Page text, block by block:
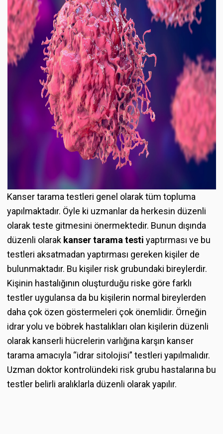
Kanser tarama testleri genel olarak tüm topluma
yapılmaktadır. Öyle ki uzmanlar da herkesin düzenli
olarak teste gitmesini önermektedir. Bunun dışında
düzenli olarak kanser tarama testi yaptırması ve bu
testleri aksatmadan yaptırması gereken kişiler de
bulunmaktadır. Bu kişiler risk grubundaki bireylerdir.
Kişinin hastalığının oluşturduğu riske göre farklı
testler uygulansa da bu kişilerin normal bireylerden
daha çok özen göstermeleri çok önemlidir. Örneğin
idrar yolu ve böbrek hastalıkları olan kişilerin düzenli
olarak kanserli hücrelerin varlığına karşın kanser
tarama amacıyla “idrar sitolojisi” testleri yapılmalıdır.
Uzman doktor kontrolündeki risk grubu hastalarına bu
testler belirli aralıklarla düzenli olarak yapılır.